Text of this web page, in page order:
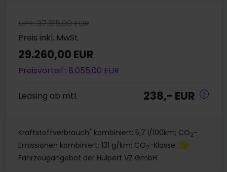
UPE: 37.315,00 EUR
Preis inkl. MwSt.
29.260,00 EUR
Preisvorteil1: 8.055,00 EUR
Leasing ab mtl. 238,- EUR
Kraftstoffverbrauch* kombiniert: 5,7 l/100km; CO2-
Emissionen kombiniert: 131 g/km; CO2-Klasse: D
Fahrzeugangebot der Hülpert VZ GmbH